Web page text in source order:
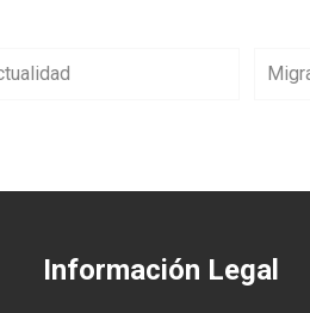
Información Legal